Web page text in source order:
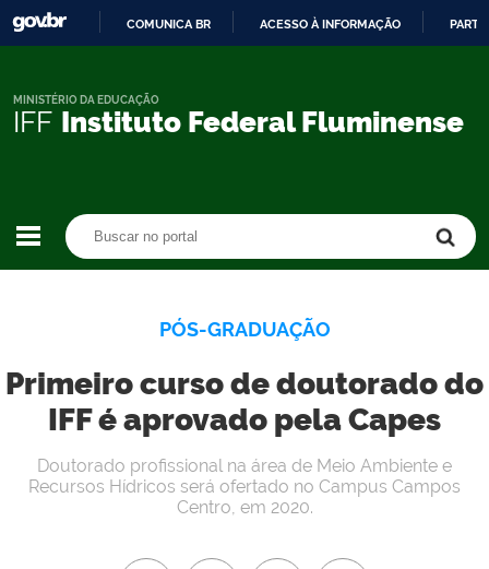
CONTEÚDO
COMUNICA BR ACESSO À INFORMAÇÃO
IFF Instituto Federal Fluminense
MINISTÉRIO DA EDUCAÇÃO
PÓS-GRADUAÇÃO
Primeiro curso de doutorado do
IFF é aprovado pela Capes
Doutorado profissional na área de Meio Ambiente e
Recursos Hídricos será ofertado no Campus Campos
Centro, em 2020.